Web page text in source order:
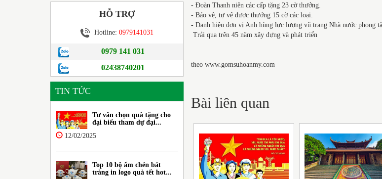
HỖ TRỢ
Hotline: 0979141031
0979 141 031
02438740201
TIN TỨC
Tư vấn chọn quà tặng cho
đại biểu tham dự đại...
12/02/2025
Top 10 bộ ấm chén bát
tràng in logo quà tết hot...
- Đoàn Thanh niên các cấp tặng 23 cờ thưởng.
- Bảo vệ, tự vệ được thưởng 15 cờ các loại.
- Danh hiệu đơn vị Anh hùng lực lượng vũ trang Nhà nước phong
Trải qua trên 45 năm xây dựng và phát triển
theo www.gomsuhoanmy.com
Bài liên quan